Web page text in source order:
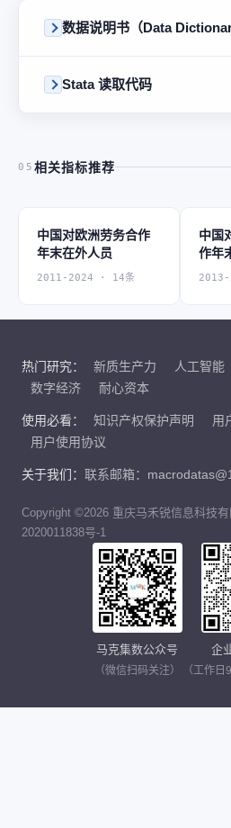
数据说明书（Data
Stata 读取代码
05 相关指标推荐
中国对欧洲劳务合作
年末在外人员
2011-2024 · 14条
中国
作年
热门研究： 新质生产力 人工智能
数字经济
耐心资本
使用必看： 知识产权保护声明
用
用户使用协议
关于我们： 联系邮箱：
Copyright ©2026 重庆马禾锐信息科技
2020011838号-1
马克集数公众号
（微信扫码关注）
企
（工作日